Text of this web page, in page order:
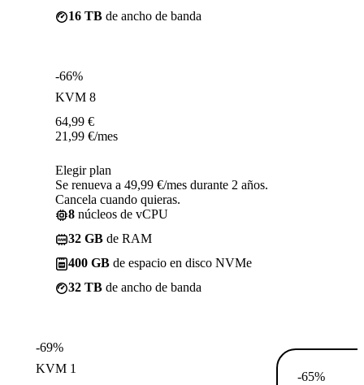
16 TB de ancho de banda
-66%
KVM 8
64,99 €
21,99 €/mes
Elegir plan
Se renueva a 49,99 €/mes durante 2 años.
Cancela cuando quieras.
8 núcleos de vCPU
32 GB de RAM
400 GB de espacio en disco NVMe
32 TB de ancho de banda
-69%
KVM 1
-65%